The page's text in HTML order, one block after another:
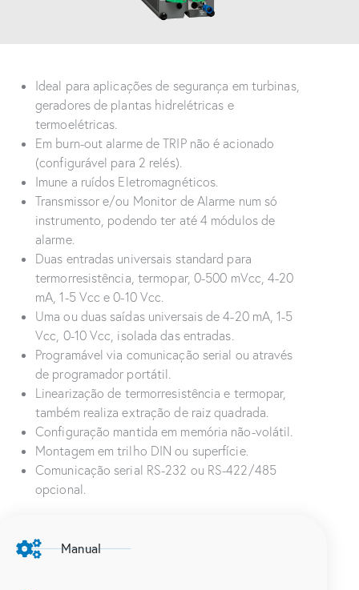
Ideal para aplicações de segurança em turbinas,
geradores de plantas hidrelétricas e
termoelétricas.
Em burn-out alarme de TRIP não é acionado
(configurável para 2 relés).
Imune a ruídos Eletromagnéticos.
Transmissor e/ou Monitor de Alarme num só
instrumento, podendo ter até 4 módulos de
alarme.
Duas entradas universais standard para
termorresistência, termopar, 0-500 mVcc, 4-20
mA, 1-5 Vcc e 0-10 Vcc.
Uma ou duas saídas universais de 4-20 mA, 1-5
Vcc, 0-10 Vcc, isolada das entradas.
Programável via comunicação serial ou através
de programador portátil.
Linearização de termorresistência e termopar,
também realiza extração de raiz quadrada.
Configuração mantida em memória não-volátil.
Montagem em trilho DIN ou superfície.
Comunicação serial RS-232 ou RS-422/485
opcional.
Manual